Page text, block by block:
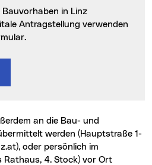
Antragstellung verwenden
werden (Hauptstraße 1-
oder persönlich im
Rathaus, 4. Stock) vor Ort